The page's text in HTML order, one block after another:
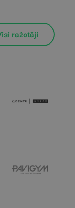
ražotāji